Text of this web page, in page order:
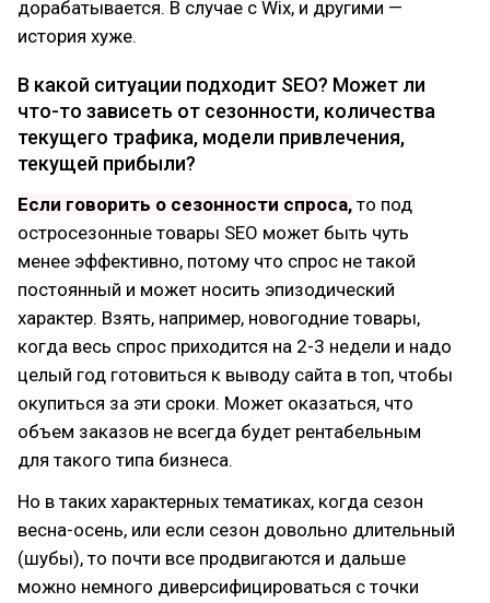
дорабатывается. В случае с Wix, и другими —
история хуже.
В какой ситуации подходит SEO? Может ли
что-то зависеть от сезонности, количества
текущего трафика, модели привлечения,
текущей прибыли?
Если говорить о сезонности спроса, то под
остросезонные товары SEO может быть чуть
менее эффективно, потому что спрос не такой
постоянный и может носить эпизодический
характер. Взять, например, новогодние товары,
когда весь спрос приходится на 2-3 недели и надо
целый год готовиться к выводу сайта в топ, чтобы
окупиться за эти сроки. Может оказаться, что
объем заказов не всегда будет рентабельным
для такого типа бизнеса.
Но в таких характерных тематиках, когда сезон
весна-осень, или если сезон довольно длительный
(шубы), то почти все продвигаются и дальше
можно немного диверсифицироваться с точки